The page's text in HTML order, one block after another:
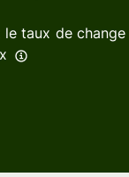
taux de change